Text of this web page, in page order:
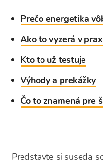
Prečo energetika
Ako to vyzerá v
Kto to už testuje
Výhody a prekážky
Čo to znamená pre
Predstavte si suseda